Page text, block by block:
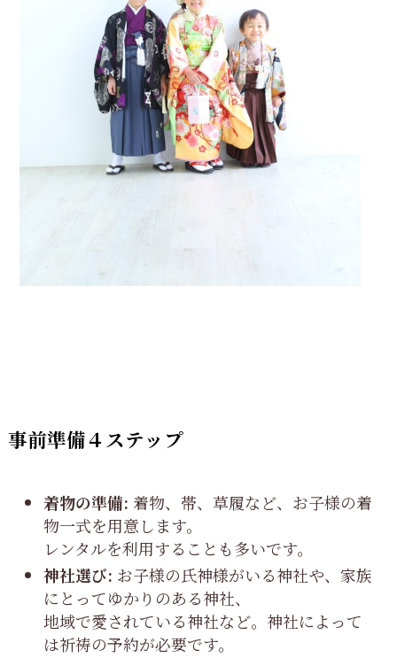
事前準備４ステップ
着物の準備: 着物、帯、草履など、お子様の着
物一式を用意します。
レンタルを利用することも多いです。
神社選び: お子様の氏神様がいる神社や、家族
にとってゆかりのある神社、
地域で愛されている神社など。神社によって
は祈祷の予約が必要です。